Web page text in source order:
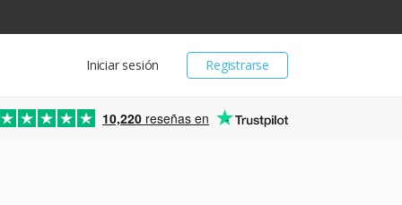
Registrarse
Iniciar sesión
10,220 reseñas en